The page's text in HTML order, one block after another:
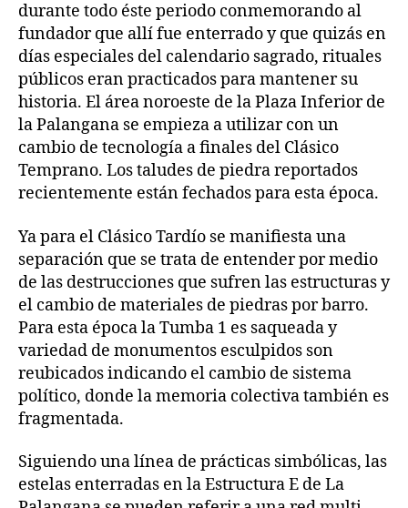
durante todo éste periodo conmemorando al
fundador que allí fue enterrado y que quizás en
días especiales del calendario sagrado, rituales
públicos eran practicados para mantener su
historia. El área noroeste de la Plaza Inferior de
la Palangana se empieza a utilizar con un
cambio de tecnología a finales del Clásico
Temprano. Los taludes de piedra reportados
recientemente están fechados para esta época.
Ya para el Clásico Tardío se manifiesta una
separación que se trata de entender por medio
de las destrucciones que sufren las estructuras y
el cambio de materiales de piedras por barro.
Para esta época la Tumba 1 es saqueada y
variedad de monumentos esculpidos son
reubicados indicando el cambio de sistema
político, donde la memoria colectiva también es
fragmentada.
Siguiendo una línea de prácticas simbólicas, las
estelas enterradas en la Estructura E de La